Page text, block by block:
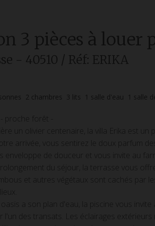
3 pièces à louer
- 40510 / Réf: ERIKA
2 chambres 3 lits 1 salle d'eau 1 salle
- proche forêt -
un olivier centenaire, la villa Erika est
arrivée, vous sentirez le doux parfum
enveloppe de douceur et vous invite au
du séjour, la terrasse vous
et autres végétaux sont cachés par
oasis a son plan d'eau, la piscine vous
l'un des transats. Les éclairages